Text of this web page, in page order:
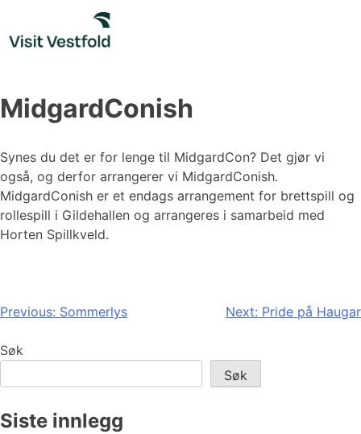
content
MidgardConish
Synes du det er for lenge til MidgardCon? Det gjør vi
også, og derfor arrangerer vi MidgardConish.
MidgardConish er et endags arrangement for brettspill og
rollespill i Gildehallen og arrangeres i samarbeid med
Horten Spillkveld.
Innleggsnavigasjon
Previous: Sommerlys Next: Pride på Haugar
Søk
Søk
Siste innlegg